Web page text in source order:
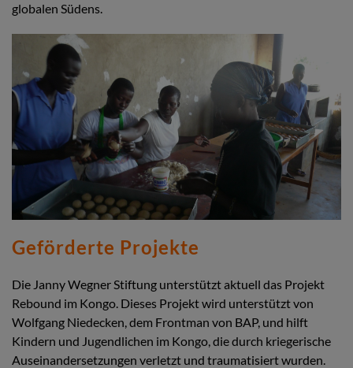
globalen Südens.
Geförderte Projekte
Die Janny Wegner Stiftung unterstützt aktuell das Projekt
Rebound im Kongo. Dieses Projekt wird unterstützt von
Wolfgang Niedecken, dem Frontman von BAP, und hilft
Kindern und Jugendlichen im Kongo, die durch kriegerische
Auseinandersetzungen verletzt und traumatisiert wurden.